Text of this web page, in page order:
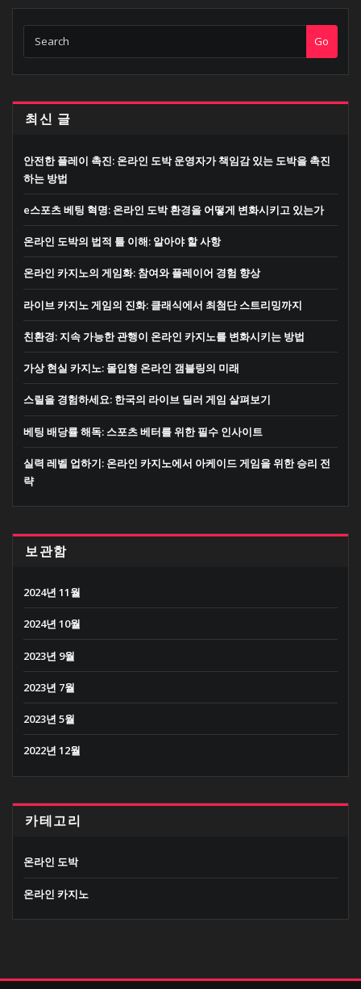
Go
최신 글
안전한 플레이 촉진: 온라인 도박 운영자가 책임감 있는 도박을 촉진
하는 방법
e스포츠 베팅 혁명: 온라인 도박 환경을 어떻게 변화시키고 있는가
온라인 도박의 법적 틀 이해: 알아야 할 사항
온라인 카지노의 게임화: 참여와 플레이어 경험 향상
라이브 카지노 게임의 진화: 클래식에서 최첨단 스트리밍까지
친환경: 지속 가능한 관행이 온라인 카지노를 변화시키는 방법
가상 현실 카지노: 몰입형 온라인 갬블링의 미래
스릴을 경험하세요: 한국의 라이브 딜러 게임 살펴보기
베팅 배당률 해독: 스포츠 베터를 위한 필수 인사이트
실력 레벨 업하기: 온라인 카지노에서 아케이드 게임을 위한 승리 전
략
보관함
2024년 11월
2024년 10월
2023년 9월
2023년 7월
2023년 5월
2022년 12월
카테고리
온라인 도박
온라인 카지노